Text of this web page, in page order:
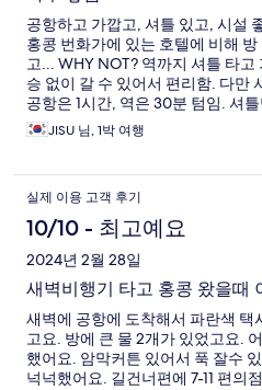
공항하고 가깝고, 셔틀 있고, 시설
홍콩 번화가에 있는 호텔에 비해
고... WHY NOT? 역까지 셔틀 타
승 없이 갈 수 있어서 편리함. 다만
공항은 1시간, 역은 30분 텀임. 셔
여길 선택할 것 같은데 셔틀 한 번
거 딱 하나가 아쉬움.
JISU 님, 1박 여행
실제 이용 고객 후기
10/10 - 최고예요
2024년 2월 28일
새벽비행기 타고 홍콩 왔을때
새벽에 공항에 도착해서 파란색 택
고요. 방에 큰 물 2개가 있었고요.
했어요. 암막커튼 있어서 푹 잘수
넉넉했어요. 길건너편에 7-11 편의